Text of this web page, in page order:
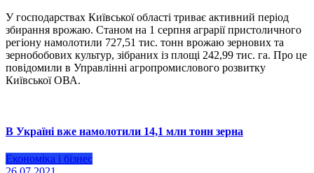
У господарствах Київської області триває активний період
збирання врожаю. Станом на 1 серпня аграрії пристоличного
регіону намолотили 727,51 тис. тонн врожаю зернових та
зернобобових культур, зібраних із площі 242,99 тис. га. Про це
повідомили в Управлінні агропромислового розвитку
Київської ОВА.
В Україні вже намолотили 14,1 млн тонн зерна
Економіка і бізнес